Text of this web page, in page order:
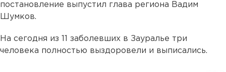
постановление выпустил глава региона Вадим
Шумков.
На сегодня из 11 заболевших в Зауралье три
человека полностью выздоровели и выписались.